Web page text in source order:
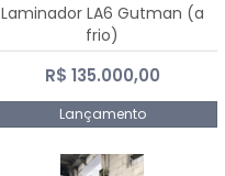
Laminador LA6 Gutman (a
frio)
R$ 135.000,00
Lançamento